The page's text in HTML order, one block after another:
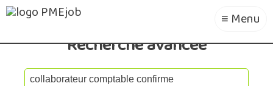
≡ Menu
Recherche avancée